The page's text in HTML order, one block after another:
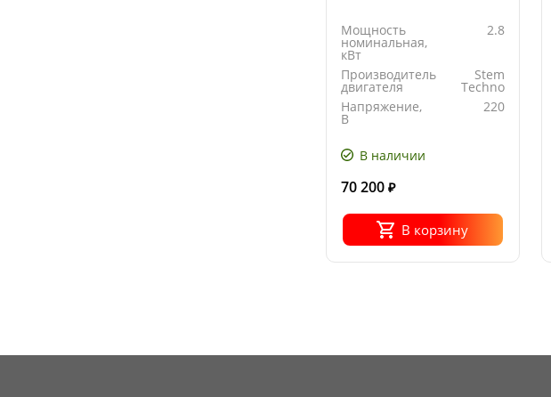
Мощность
номинальная,
кВт
2.8
Производитель
двигателя
Stem
Techno
Напряжение,
В
220
генератора
В наличии
70 200 ₽
В корзину